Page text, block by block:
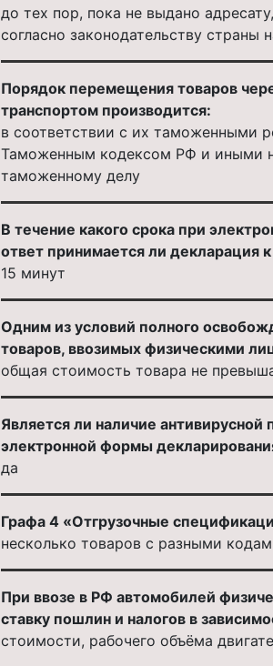
до тех пор, пока не выдано
согласно законодательству страны
Порядок перемещения товаров
транспортом производится:
в соответствии с их таможенными
Таможенным кодексом РФ и иными
таможенному делу
В течение какого срока при
ответ принимается ли декларация
15 минут
Одним из условий полного
товаров, ввозимых физическими
общая стоимость товара не
Является ли наличие
электронной формы
да
Графа 4 «Отгрузочные
несколько товаров с разными
При ввозе в РФ автомобилей
ставку пошлин и налогов в
стоимости, рабочего объёма